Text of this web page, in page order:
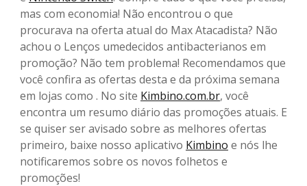
mas com economia! Não encontrou o que
procurava na oferta atual do Max Atacadista? Não
achou o Lenços umedecidos antibacterianos em
promoção? Não tem problema! Recomendamos que
você confira as ofertas desta e da próxima semana
em lojas como . No site Kimbino.com.br, você
encontra um resumo diário das promoções atuais. E
se quiser ser avisado sobre as melhores ofertas
primeiro, baixe nosso aplicativo Kimbino e nós lhe
notificaremos sobre os novos folhetos e
promoções!